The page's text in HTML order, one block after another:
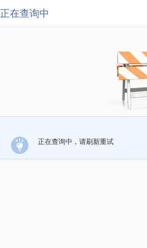
正在查询中
正在查询中，请刷新重试